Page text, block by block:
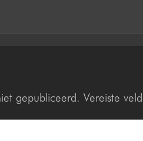
gepubliceerd. Vereiste